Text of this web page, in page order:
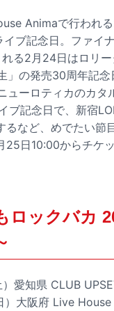
Animaで行われ
イブ記念日。ファイ
る2月24日はロリ
」の発売30周年記念
ューロティカのカタ
ブ記念日で、新宿
るなど、めでたい節
25日10:00からチケ
ロックバカ
愛知県 CLUB
大阪府 Live House